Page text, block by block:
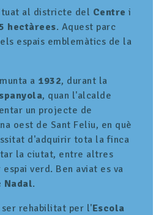
al districte del Centre i
hectàrees. Aquest parc
espais emblemàtics de la
a 1932, durant la
, quan l'alcalde
un projecte de
oest de Sant Feliu, en què
d'adquirir tota la finca
la ciutat, entre altres
verd. Ben aviat es va
Nadal.
ser rehabilitat per l'Escola